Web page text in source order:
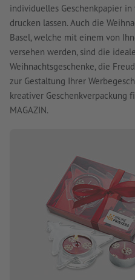
individuelles Geschenkpapier
drucken lassen. Auch die
Basel, welche mit einem von
versehen werden, sind die
Weihnachtsgeschenke, die
zur Gestaltung Ihrer
kreativer Geschenkverpackung
MAGAZIN.